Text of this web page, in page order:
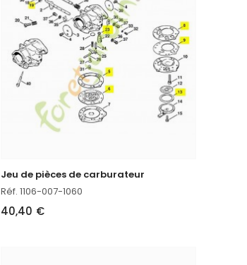
Jeu de pièces de carburateur
Réf. 1106-007-1060
40,40 €